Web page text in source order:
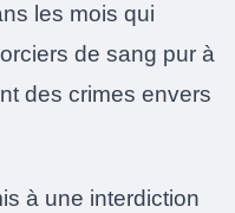
les mois qui
de sang pur à
des crimes envers
à une interdiction